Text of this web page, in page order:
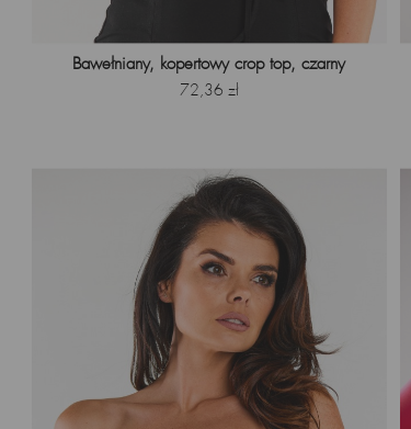
Bawełniany, kopertowy crop top, czarny
Cena
72,36 zł